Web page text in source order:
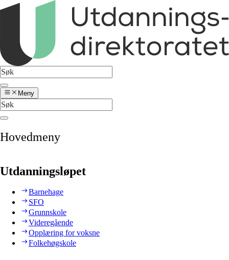
Meny
Hovedmeny
Utdanningsløpet
Barnehage
SFO
Grunnskole
Videregående
Opplæring for voksne
Folkehøgskole